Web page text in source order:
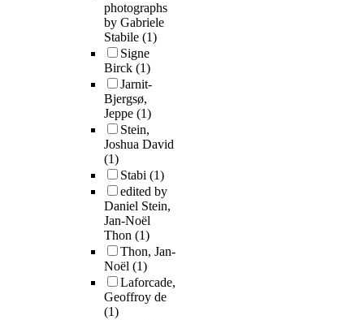
photographs
by Gabriele
Stabile (1)
Signe
Birck (1)
Jarnit-
Bjergsø,
Jeppe (1)
Stein,
Joshua David
(1)
Stabi (1)
edited by
Daniel Stein,
Jan-Noël
Thon (1)
Thon, Jan-
Noël (1)
Laforcade,
Geoffroy de
(1)